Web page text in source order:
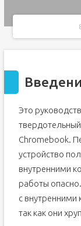
Это
твердотельный
Chromebook.
устройство
внутренними
работы
с внутренними
так как они